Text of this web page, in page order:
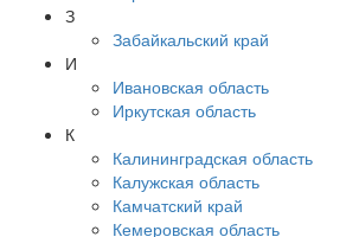
З
Забайкальский край
И
Ивановская область
Иркутская область
К
Калининградская область
Калужская область
Камчатский край
Кемеровская область